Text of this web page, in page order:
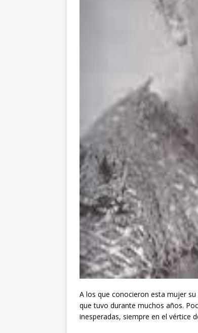
A los que conocieron esta mujer
que tuvo durante muchos años.
inesperadas, siempre en el vértice